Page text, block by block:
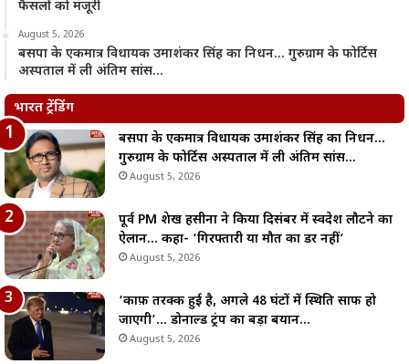
फैसलों को मंजूरी
August 5, 2026
बसपा के एकमात्र विधायक उमाशंकर सिंह का निधन… गुरुग्राम के फोर्टिस
अस्पताल में ली अंतिम सांस…
भारत ट्रेंडिंग
बसपा के एकमात्र विधायक उमाशंकर सिंह का निधन…
गुरुग्राम के फोर्टिस अस्पताल में ली अंतिम सांस…
August 5, 2026
पूर्व PM शेख हसीना ने किया दिसंबर में स्वदेश लौटने का
ऐलान… कहा- ‘गिरफ्तारी या मौत का डर नहीं’
August 5, 2026
‘काफ़ी तरक्की हुई है, अगले 48 घंटों में स्थिति साफ हो
जाएगी’… डोनाल्ड ट्रंप का बड़ा बयान…
August 5, 2026